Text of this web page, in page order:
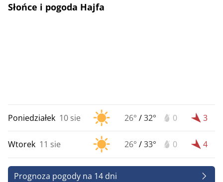
Słońce i pogoda Hajfa
Poniedziałek 10 sie 26° /32° 0 3
Wtorek 11 sie 26° /33° 0 4
Prognoza pogody na 14 dni